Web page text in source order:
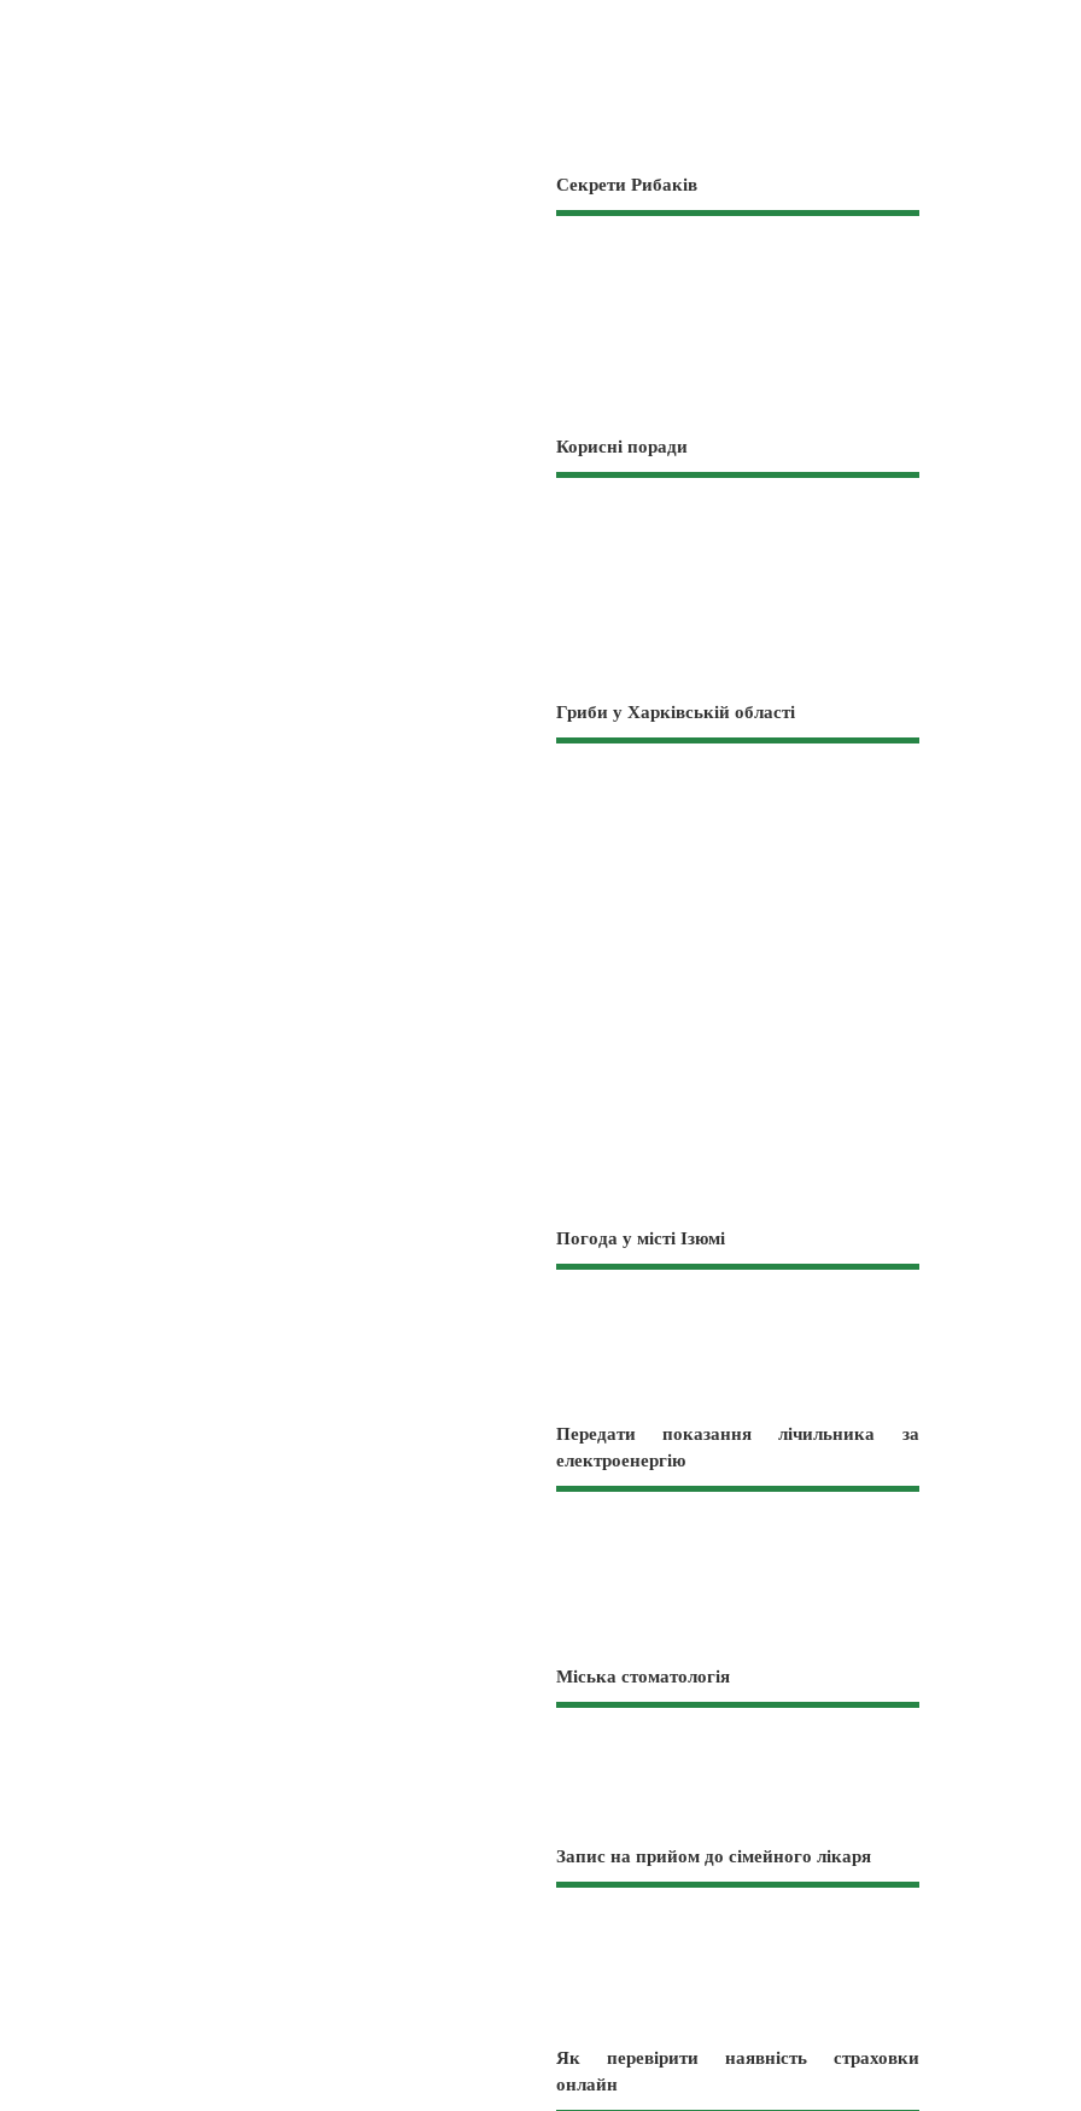
Секрети Рибаків
Корисні поради
Гриби у Харківській області
Погода у місті Ізюмі
Передати показання лічильника за
електроенергію
Міська стоматологія
Запис на прийом до сімейного лікаря
Як перевірити наявність страховки
онлайн